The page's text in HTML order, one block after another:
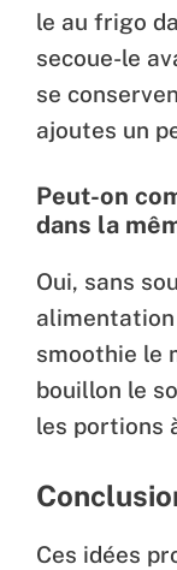
le au frigo
secoue-le
se
ajoutes un
Peut-on
dans la
Oui, sans
alimentation
smoothie le
bouillon le
les portions
Ces idées